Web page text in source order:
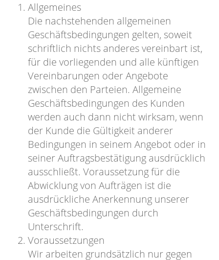
Allgemeines
Die nachstehenden allgemeinen
Geschäftsbedingungen gelten, soweit
schriftlich nichts anderes vereinbart ist,
für die vorliegenden und alle künftigen
Vereinbarungen oder Angebote
zwischen den Parteien. Allgemeine
Geschäftsbedingungen des Kunden
werden auch dann nicht wirksam, wenn
der Kunde die Gültigkeit anderer
Bedingungen in seinem Angebot oder in
seiner Auftragsbestä­tigung ausdrücklich
ausschließt. Voraussetzung für die
Abwicklung von Aufträgen ist die
ausdrückliche Anerkennung unserer
Geschäftsbedingungen durch
Unterschrift.
Voraussetzungen
Wir arbeiten grundsätzlich nur gegen